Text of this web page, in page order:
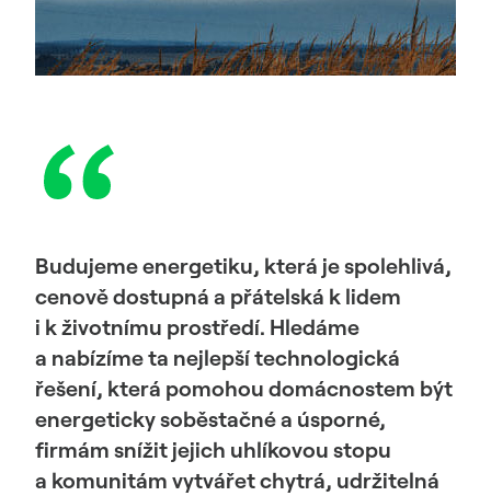
Budujeme energetiku, která je spolehlivá,
cenově dostupná a přátelská k lidem
i k životnímu prostředí. Hledáme
a nabízíme ta nejlepší technologická
řešení, která pomohou domácnostem být
energeticky soběstačné a úsporné,
firmám snížit jejich uhlíkovou stopu
a komunitám vytvářet chytrá, udržitelná